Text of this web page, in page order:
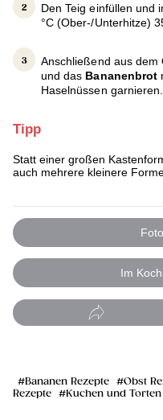
Den Teig einfüllen und
°C (Ober-/Unterhitze)
Anschließend aus dem
und das Bananenbrot
Haselnüssen garnieren.
Tipp
Statt einer großen
auch mehrere kleinere
Im
Bananen Rezepte Obst
Rezepte
Kuchen und Torten